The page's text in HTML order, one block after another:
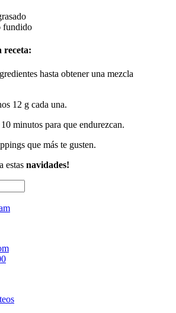
fundido
receta:
hasta obtener una mezcla
12 g cada una.
minutos para que endurezcan.
que más te gusten.
estas navidades!